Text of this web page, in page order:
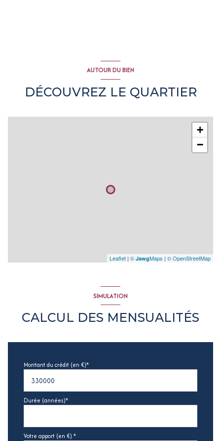
AUTOUR DU BIEN
DÉCOUVREZ LE QUARTIER
+
−
Leaflet | © JawgMaps | © OpenStreetMap
SIMULATION
CALCUL DES MENSUALITÉS
Montant du crédit (en €)*
Durée (années)*
Votre apport (en €) *